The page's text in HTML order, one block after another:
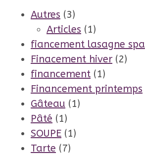
Autres 33
produits
Articles 11
produit
fiancement lasagne
Finacement hiver 22
financement 11
produit
Financement printemps
Gâteau 11
Pâté 11
produit
SOUPE 11
Tarte 77